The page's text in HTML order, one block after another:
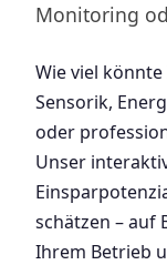
Monitoring
Wie viel
Sensorik,
oder
Unser
schätzen – auf
Ihrem Betrieb